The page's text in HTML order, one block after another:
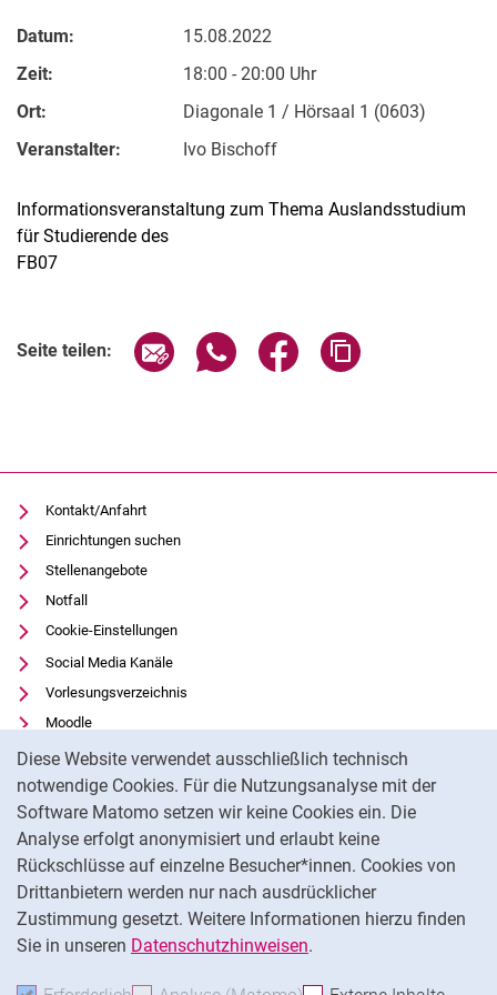
Diese Website verwendet ausschließlich technisch
notwendige Cookies. Für die Nutzungsanalyse mit der
Software Matomo setzen wir keine Cookies ein. Die
Analyse erfolgt anonymisiert und erlaubt keine
Rückschlüsse auf einzelne Besucher*innen. Cookies von
Drittanbietern werden nur nach ausdrücklicher
Zustimmung gesetzt. Weitere Informationen hierzu finden
Sie in unseren Datenschutzhinweisen.
Datum:
15.08.2022
Zeit:
18:00 - 20:00 Uhr
Ort:
Diagonale 1 / Hörsaal 1 (0603)
Veranstalter:
Ivo Bischoff
Informationsveranstaltung zum Thema Auslandsstudium
für Studierende des
FB07
Seite teilen: Seite über E-Mail teilen
Seite über WhatsApp teilen
Seite über Facebook
Kontakt/Anfahrt
Einrichtungen suchen
Stellenangebote
Notfall
Cookie-Einstellungen
Social Media Kanäle
Vorlesungsverzeichnis
Moodle
Panopto
Universitätsbibliothek
Datenschutz
Barrierefreiheit
Transparenter KI-Einsatz